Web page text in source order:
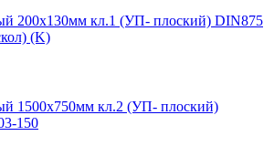
200х130мм кл.1 (УП- плоский) DIN875
(K)
1500х750мм кл.2 (УП- плоский)
150